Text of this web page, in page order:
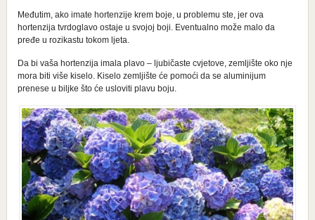
Međutim, ako imate hortenzije krem boje, u problemu ste, jer ova
hortenzija tvrdoglavo ostaje u svojoj boji. Eventualno može malo da
pređe u rozikastu tokom ljeta.
Da bi vaša hortenzija imala plavo – ljubičaste cvjetove, zemljište oko nje
mora biti više kiselo. Kiselo zemljište će pomoći da se aluminijum
prenese u biljke što će usloviti plavu boju.